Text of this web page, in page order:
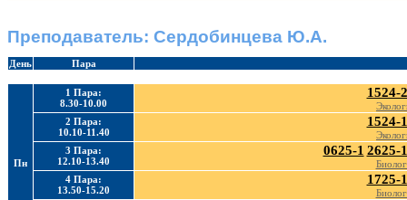
Преподаватель: Сердобинцева Ю.А.
День Пара
Пн
1 Пара:
8.30-10.00
1524-2
2 Пара:
10.10-11.40
1524-1
3 Пара:
12.10-13.40
0625-1 2625-1
4 Пара:
13.50-15.20
1725-1